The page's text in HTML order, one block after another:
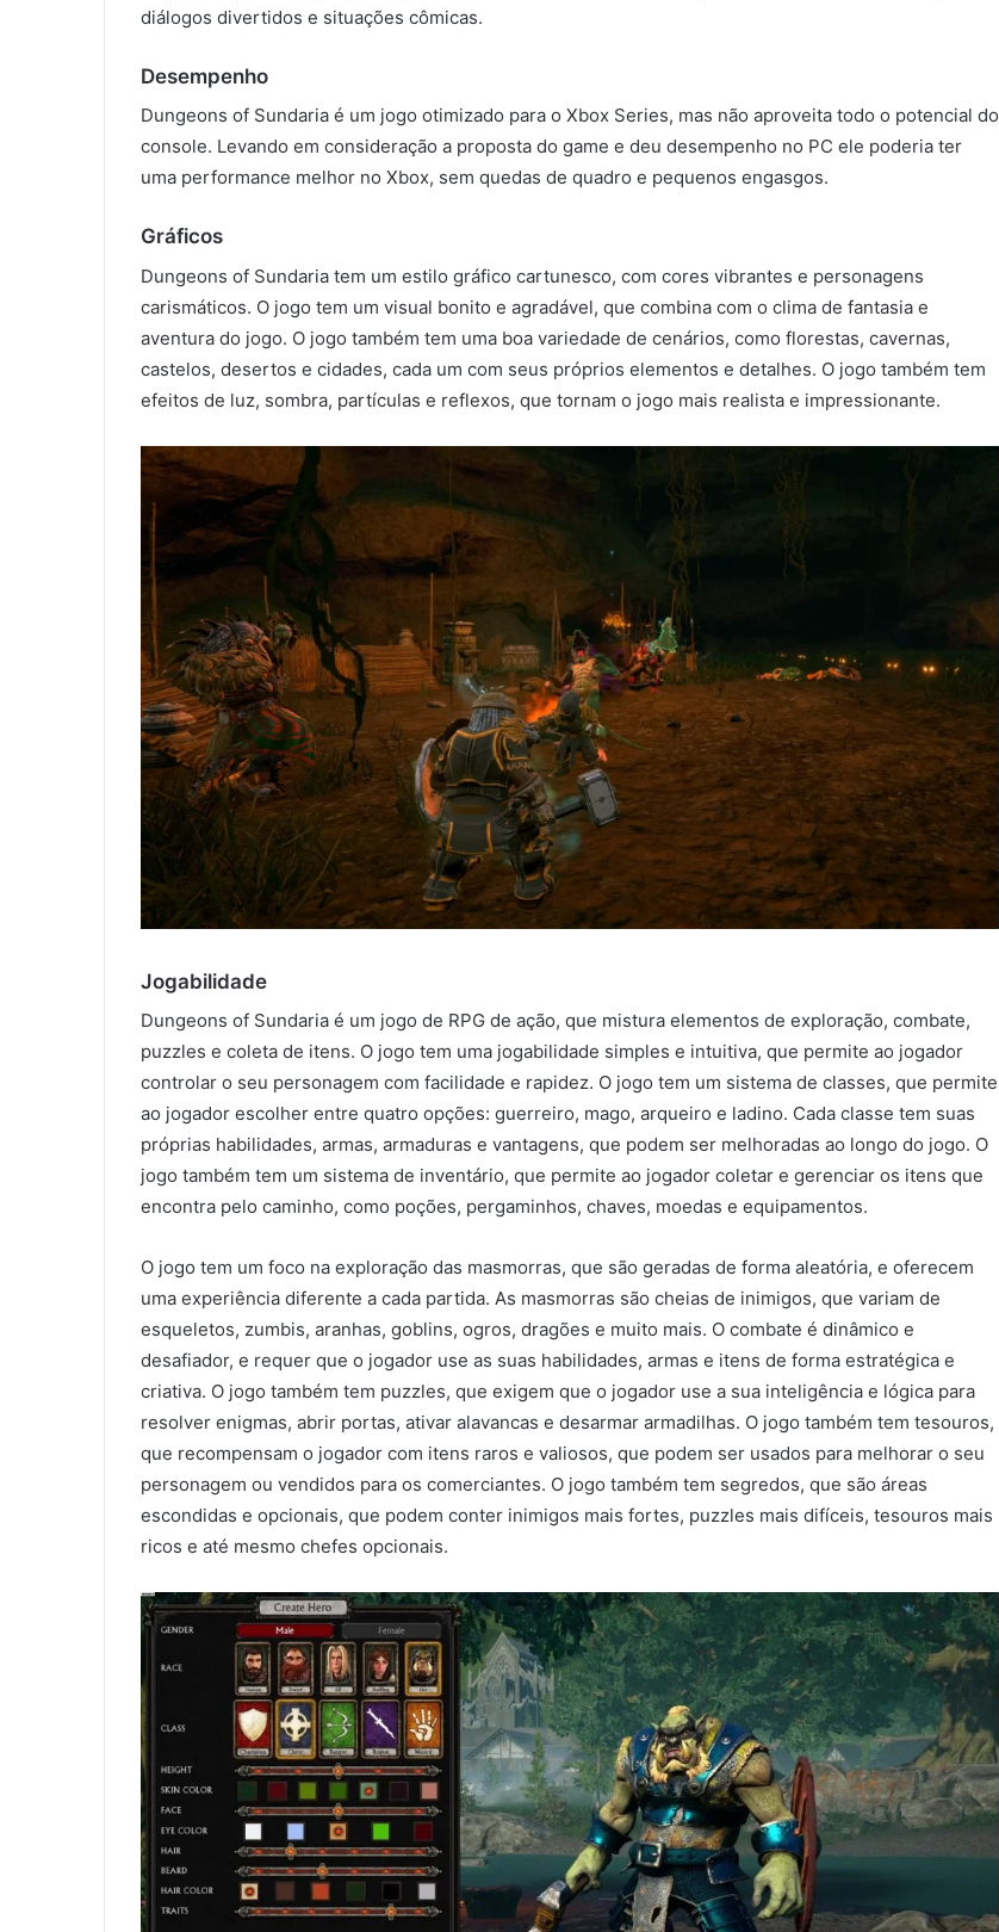
diálogos divertidos e situações cômicas.
Desempenho
Dungeons of Sundaria é um jogo otimizado para o Xbox Series, mas não aproveita todo o potencial do
console. Levando em consideração a proposta do game e deu desempenho no PC ele poderia ter
uma performance melhor no Xbox, sem quedas de quadro e pequenos engasgos.
Gráficos
Dungeons of Sundaria tem um estilo gráfico cartunesco, com cores vibrantes e personagens
carismáticos. O jogo tem um visual bonito e agradável, que combina com o clima de fantasia e
aventura do jogo. O jogo também tem uma boa variedade de cenários, como florestas, cavernas,
castelos, desertos e cidades, cada um com seus próprios elementos e detalhes. O jogo também tem
efeitos de luz, sombra, partículas e reflexos, que tornam o jogo mais realista e impressionante.
Jogabilidade
Dungeons of Sundaria é um jogo de RPG de ação, que mistura elementos de exploração, combate,
puzzles e coleta de itens. O jogo tem uma jogabilidade simples e intuitiva, que permite ao jogador
controlar o seu personagem com facilidade e rapidez. O jogo tem um sistema de classes, que permite
ao jogador escolher entre quatro opções: guerreiro, mago, arqueiro e ladino. Cada classe tem suas
próprias habilidades, armas, armaduras e vantagens, que podem ser melhoradas ao longo do jogo. O
jogo também tem um sistema de inventário, que permite ao jogador coletar e gerenciar os itens que
encontra pelo caminho, como poções, pergaminhos, chaves, moedas e equipamentos.
O jogo tem um foco na exploração das masmorras, que são geradas de forma aleatória, e oferecem
uma experiência diferente a cada partida. As masmorras são cheias de inimigos, que variam de
esqueletos, zumbis, aranhas, goblins, ogros, dragões e muito mais. O combate é dinâmico e
desafiador, e requer que o jogador use as suas habilidades, armas e itens de forma estratégica e
criativa. O jogo também tem puzzles, que exigem que o jogador use a sua inteligência e lógica para
resolver enigmas, abrir portas, ativar alavancas e desarmar armadilhas. O jogo também tem tesouros,
que recompensam o jogador com itens raros e valiosos, que podem ser usados para melhorar o seu
personagem ou vendidos para os comerciantes. O jogo também tem segredos, que são áreas
escondidas e opcionais, que podem conter inimigos mais fortes, puzzles mais difíceis, tesouros mais
ricos e até mesmo chefes opcionais.